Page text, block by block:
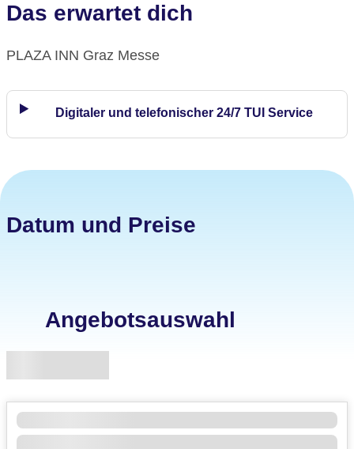
Das erwartet dich
PLAZA INN Graz Messe
Digitaler und telefonischer 24/7 TUI Service
Datum und Preise
Angebotsauswahl